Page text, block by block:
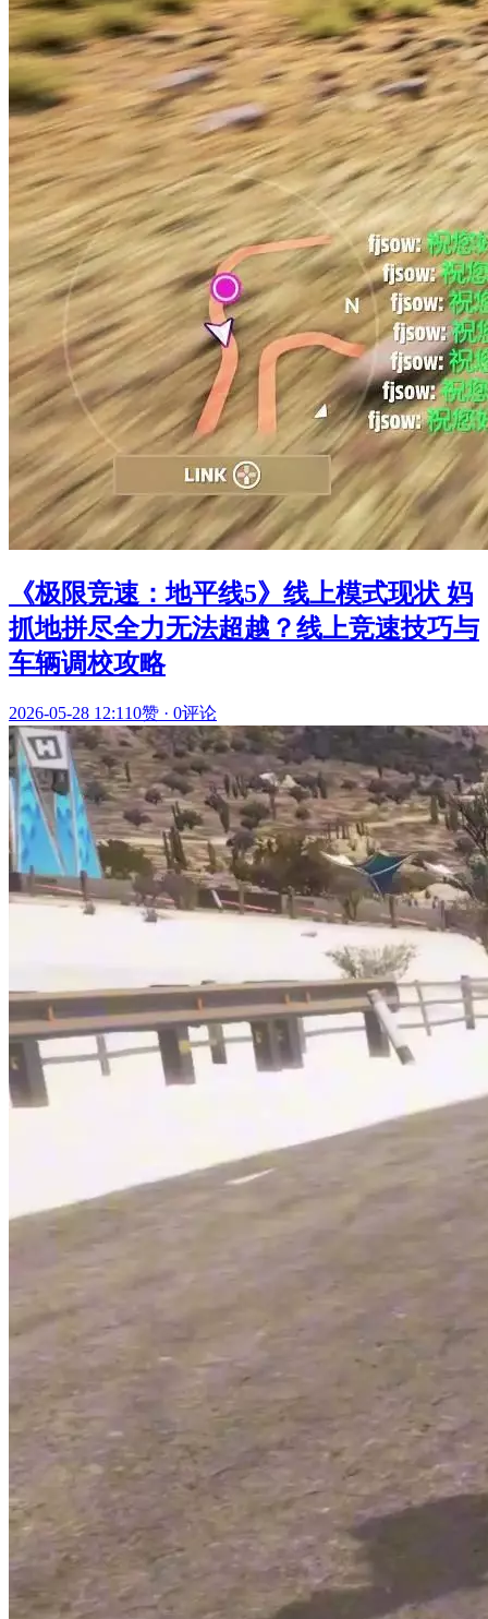
《极限竞速：地平线5》线上模式现状 妈
抓地拼尽全力无法超越？线上竞速技巧与
车辆调校攻略
2026-05-28 12:110赞 · 0评论